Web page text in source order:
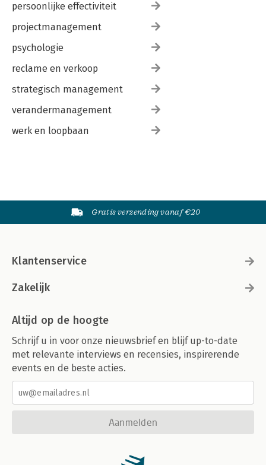
persoonlijke effectiviteit
projectmanagement
psychologie
reclame en verkoop
strategisch management
verandermanagement
werk en loopbaan
Gratis verzending vanaf €20
Klantenservice
Zakelijk
Altijd op de hoogte
Schrijf u in voor onze nieuwsbrief en blijf up-to-date
met relevante interviews en recensies, inspirerende
events en de beste acties.
Aanmelden